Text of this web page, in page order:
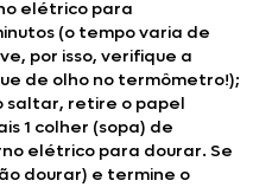
elétrico para
(o tempo varia de
por isso, verifique a
de olho no termômetro!);
saltar, retire o papel
1 colher (sopa) de
elétrico para dourar. Se
dourar) e termine o